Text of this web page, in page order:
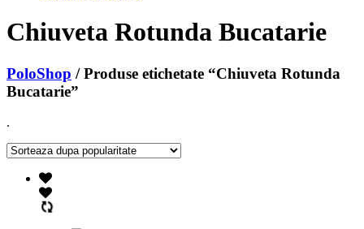
Chiuveta Rotunda Bucatarie
PoloShop / Produse etichetate “Chiuveta Rotunda
Bucatarie”
.